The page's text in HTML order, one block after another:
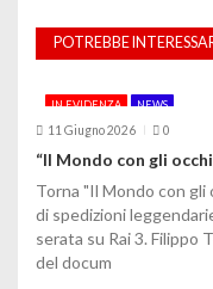
a
z
o
n
e
a
POTREBBE
IN EVIDENZA NEWS
11 Giugno 2026 0
“Il Mondo con gli
Torna "Il Mondo con
di spedizioni
serata su Rai 3. Filippo
del docum